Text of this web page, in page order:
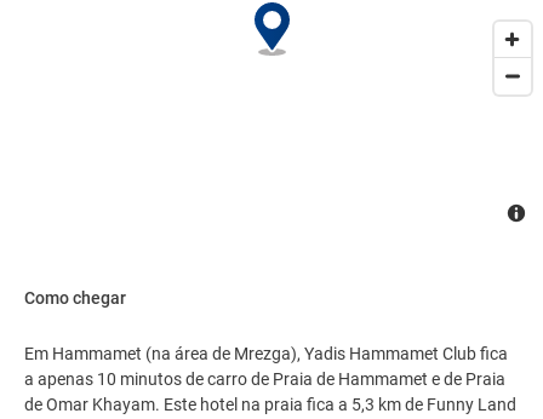
Como chegar
Em Hammamet (na área de Mrezga), Yadis Hammamet Club fica
a apenas 10 minutos de carro de Praia de Hammamet e de Praia
de Omar Khayam. Este hotel na praia fica a 5,3 km de Funny Land